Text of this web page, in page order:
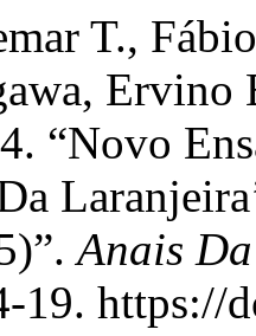
T.,
Ervino
“Novo
Anais
19. https://